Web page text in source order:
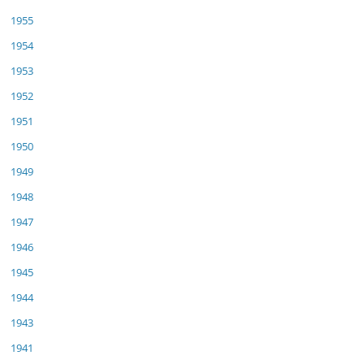
1955
1954
1953
1952
1951
1950
1949
1948
1947
1946
1945
1944
1943
1941